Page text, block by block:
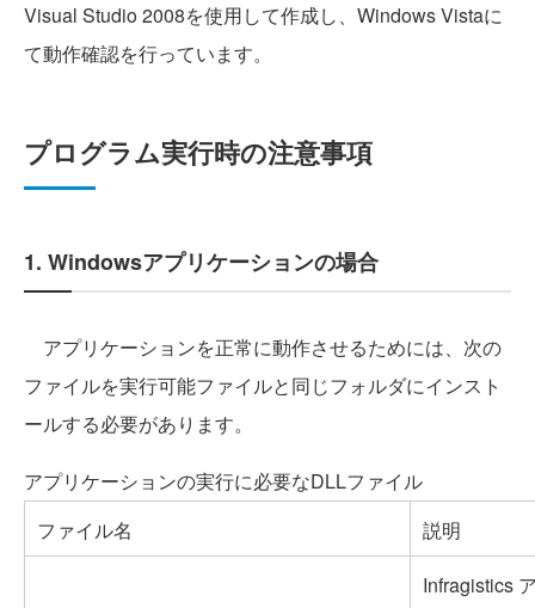
Visual Studio 2008を使用して作成し、Windows Vistaに
て動作確認を行っています。
プログラム実行時の注意事項
1. Windowsアプリケーションの場合
アプリケーションを正常に動作させるためには、次の
ファイルを実行可能ファイルと同じフォルダにインスト
ールする必要があります。
アプリケーションの実行に必要なDLLファイル
ファイル名
説明
Infragistics